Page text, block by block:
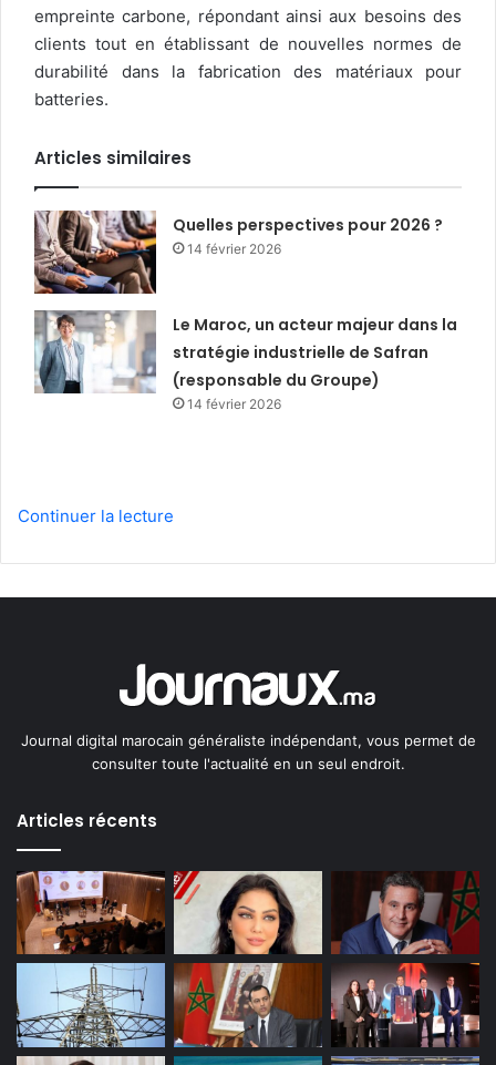
empreinte carbone, répondant ainsi aux besoins des
clients tout en établissant de nouvelles normes de
durabilité dans la fabrication des matériaux pour
batteries.
Articles similaires
Quelles perspectives pour 2026 ?
14 février 2026
Le Maroc, un acteur majeur dans la
stratégie industrielle de Safran
(responsable du Groupe)
14 février 2026
Continuer la lecture
Journal digital marocain généraliste indépendant, vous permet de
consulter toute l'actualité en un seul endroit.
Articles récents